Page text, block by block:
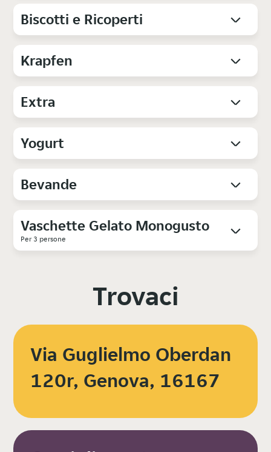
Biscotti e Ricoperti
Krapfen
Extra
Yogurt
Bevande
Vaschette Gelato Monogusto
Per 3 persone
Trovaci
Via Guglielmo Oberdan
120r, Genova, 16167